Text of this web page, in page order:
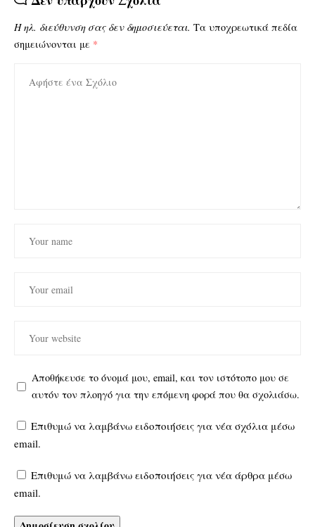
Η ηλ. διεύθυνση σας δεν δημοσιεύεται. Τα υποχρεωτικά πεδία
σημειώνονται με *
Αποθήκευσε το όνομά μου, email, και τον ιστότοπο μου σε
αυτόν τον πλοηγό για την επόμενη φορά που θα σχολιάσω.
Επιθυμώ να λαμβάνω ειδοποιήσεις για νέα σχόλια μέσω
email.
Επιθυμώ να λαμβάνω ειδοποιήσεις για νέα άρθρα μέσω
email.